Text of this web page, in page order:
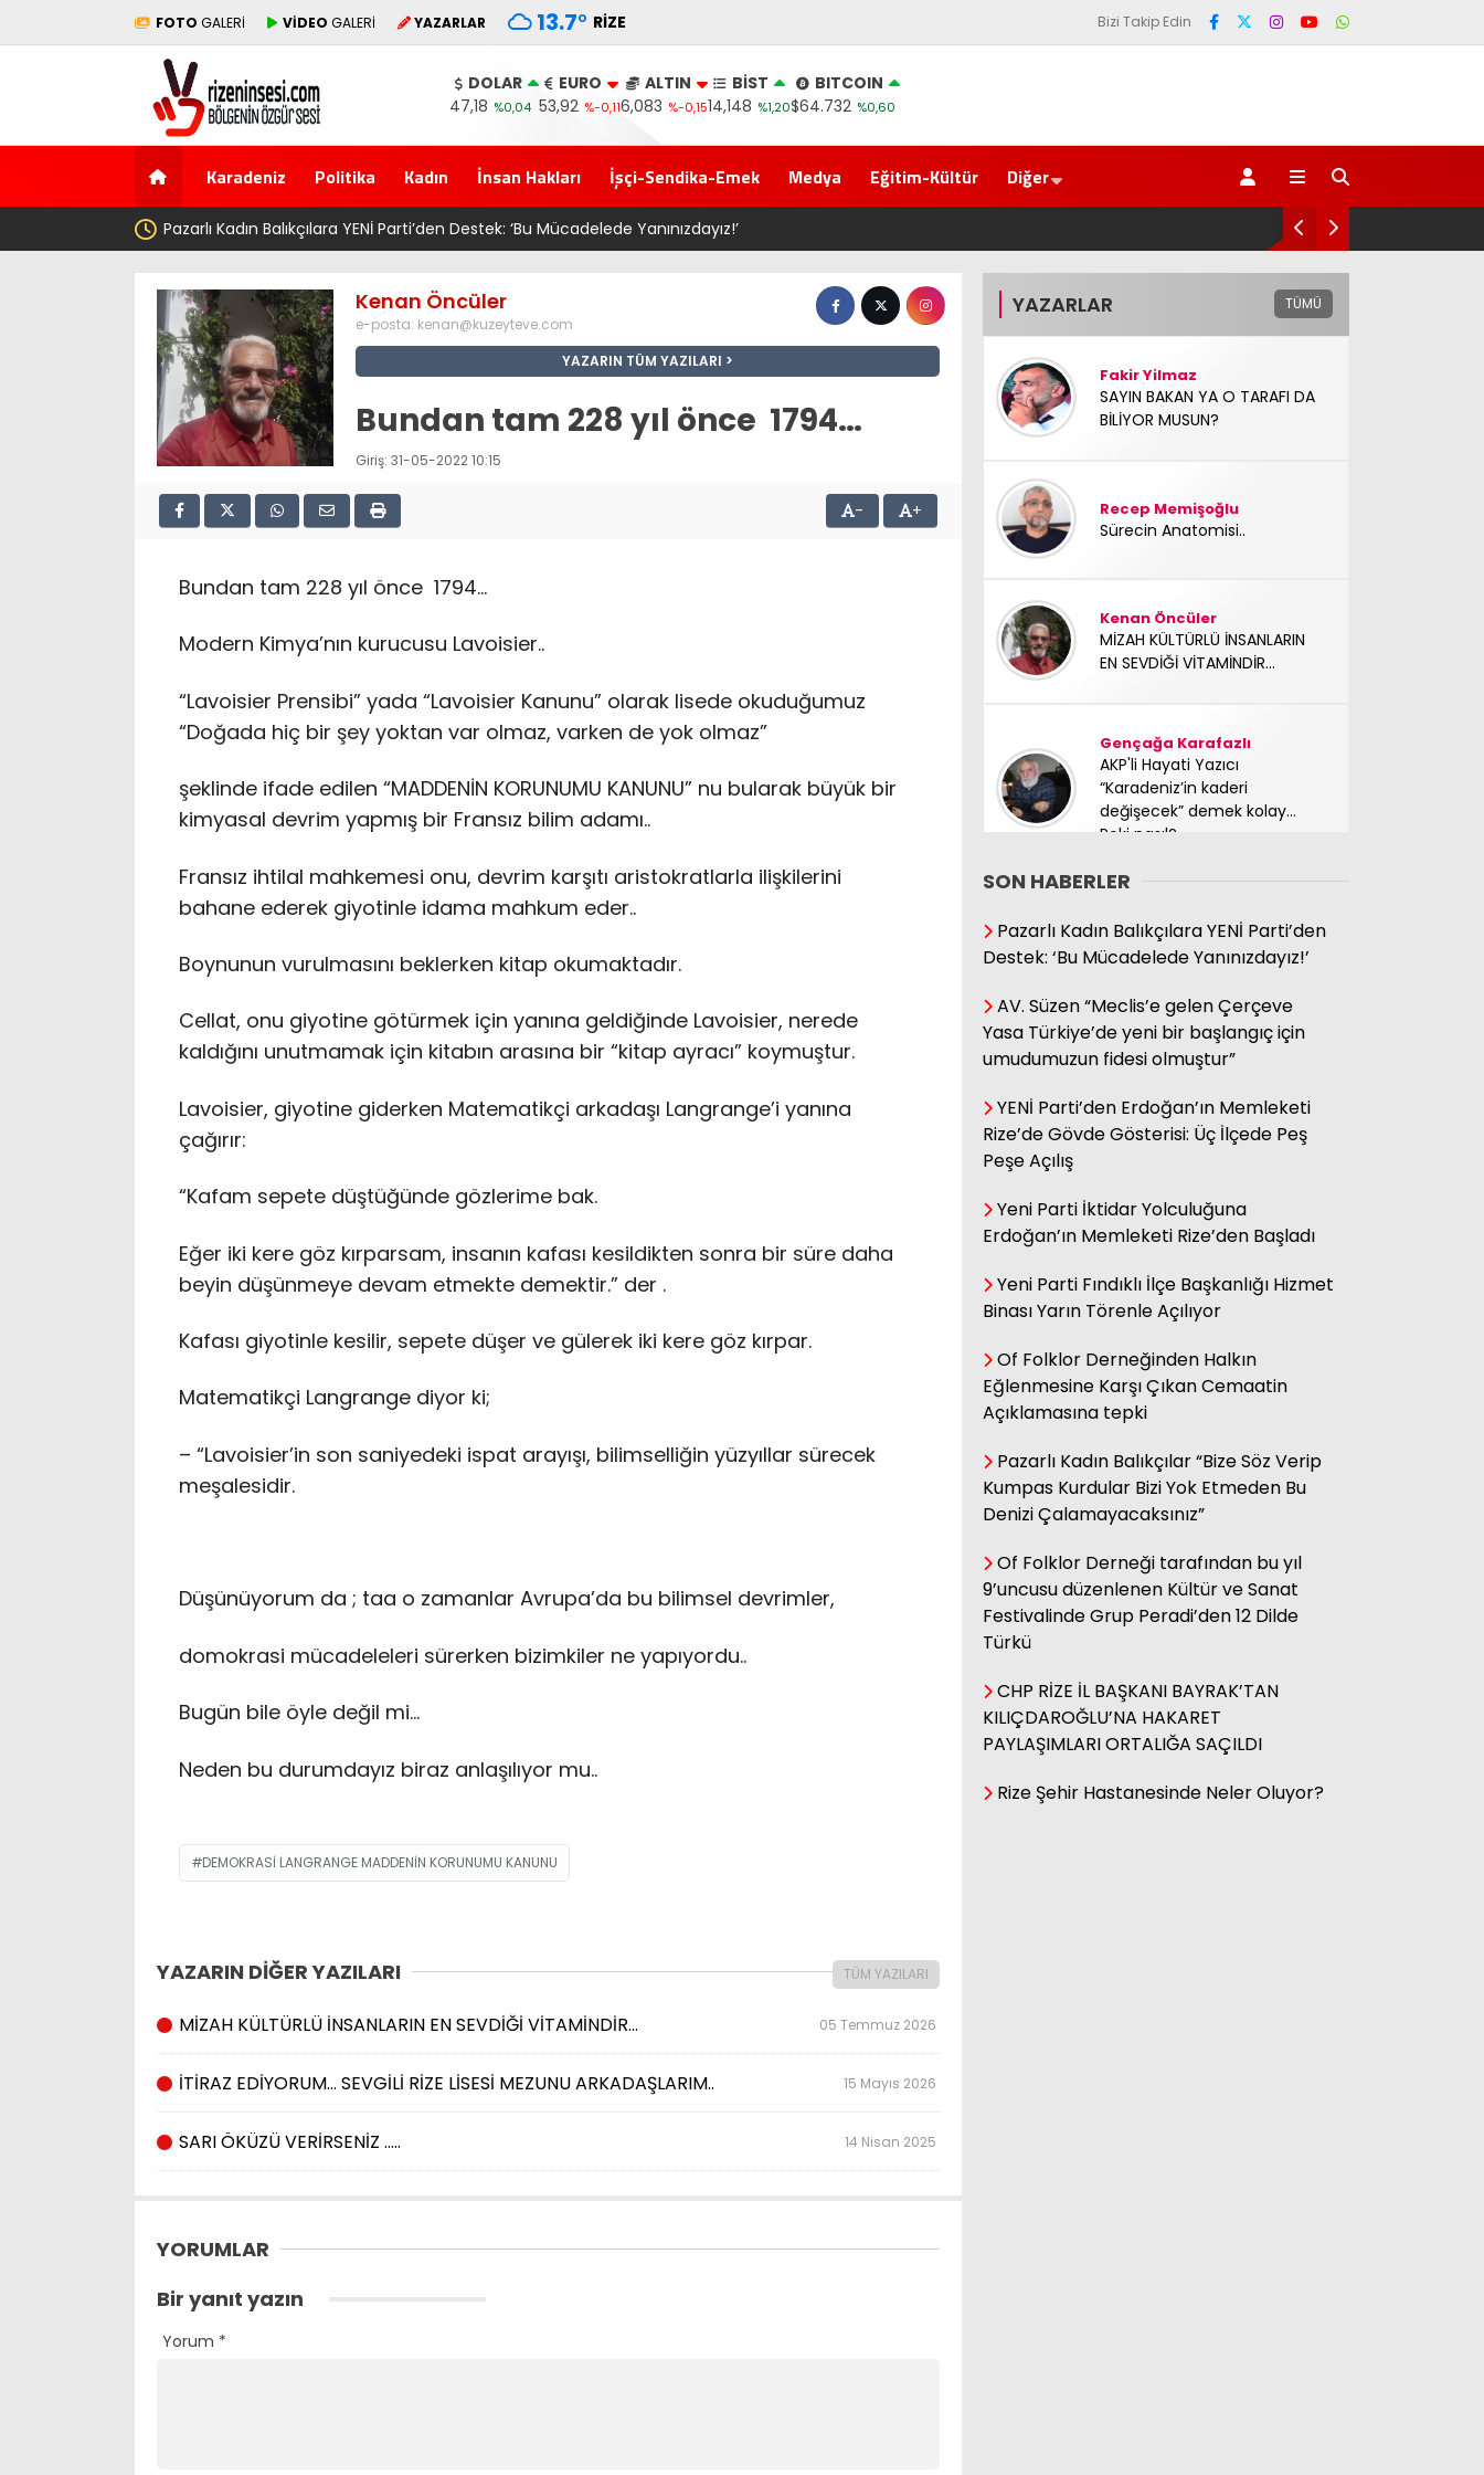
FOTO GALERİ VİDEO GALERİ YAZARLAR 13.7° RIZE Bizi Takip Edin
DOLAR
47,18 %0,04
EURO
53,92 %-0,11
ALTIN
6,083 %-0,15
BİST
14,148 %1,20
BITCOIN
$64.732 %0,60
Karadeniz Politika Kadın İnsan Hakları İşçi-Sendika-Emek Medya Eğitim-Kültür Diğer
Pazarlı Kadın Balıkçılara YENİ Parti’den Destek: ‘Bu Mücadelede Yanınızdayız!’ AV. Süzen “Meclis’e gelen Çerçeve Yasa
Kenan Öncüler
e-posta: kenan@kuzeyteve.com
YAZARIN TÜM YAZILARI
Bundan tam 228 yıl önce 1794…
Giriş: 31-05-2022 10:15
- +
Bundan tam 228 yıl önce 1794…
Modern Kimya’nın kurucusu Lavoisier..
“Lavoisier Prensibi” yada “Lavoisier Kanunu” olarak lisede okuduğumuz
“Doğada hiç bir şey yoktan var olmaz, varken de yok olmaz”
şeklinde ifade edilen “MADDENİN KORUNUMU KANUNU” nu bularak büyük bir
kimyasal devrim yapmış bir Fransız bilim adamı..
Fransız ihtilal mahkemesi onu, devrim karşıtı aristokratlarla ilişkilerini
bahane ederek giyotinle idama mahkum eder..
Boynunun vurulmasını beklerken kitap okumaktadır.
Cellat, onu giyotine götürmek için yanına geldiğinde Lavoisier, nerede
kaldığını unutmamak için kitabın arasına bir “kitap ayracı” koymuştur.
Lavoisier, giyotine giderken Matematikçi arkadaşı Langrange’i yanına
çağırır:
“Kafam sepete düştüğünde gözlerime bak.
Eğer iki kere göz kırparsam, insanın kafası kesildikten sonra bir süre daha
beyin düşünmeye devam etmekte demektir.” der .
Kafası giyotinle kesilir, sepete düşer ve gülerek iki kere göz kırpar.
Matematikçi Langrange diyor ki;
– “Lavoisier’in son saniyedeki ispat arayışı, bilimselliğin yüzyıllar sürecek
meşalesidir.
Düşünüyorum da ; taa o zamanlar Avrupa’da bu bilimsel devrimler,
domokrasi mücadeleleri sürerken bizimkiler ne yapıyordu..
Bugün bile öyle değil mi…
Neden bu durumdayız biraz anlaşılıyor mu..
DEMOKRASİ LANGRANGE MADDENİN KORUNUMU KANUNU
YAZARIN DİĞER YAZILARI TÜM YAZILARI
MİZAH KÜLTÜRLÜ İNSANLARIN EN SEVDİĞİ VİTAMİNDİR… 05 Temmuz 2026
İTİRAZ EDİYORUM… SEVGİLİ RİZE LİSESİ MEZUNU ARKADAŞLARIM.. 15 Mayıs 2026
SARI ÖKÜZÜ VERİRSENİZ ….. 14 Nisan 2025
YORUMLAR
Bir yanıt yazın
Yorum *
YAZARLAR TÜMÜ
Fakir Yilmaz
SAYIN BAKAN YA O TARAFI DA
BİLİYOR MUSUN?
Recep Memişoğlu
Sürecin Anatomisi..
Kenan Öncüler
MİZAH KÜLTÜRLÜ İNSANLARIN
EN SEVDİĞİ VİTAMİNDİR...
Gençağa Karafazlı
AKP'li Hayati Yazıcı
“Karadeniz’in kaderi
değişecek” demek kolay…
Peki nasıl?
Mücadele arkadaşımız
yoldaşımız TC Sinan Kutay
sağ olsun.
CHP RİZE MİTİNGİ: SAHİBİNİN
SESİ
Ali Kasap
.İllada Barış...
Kamil Kopuz
Hasan Azakli
BAŞLARKEN.....
Elektrikte Taksite Bağlanmış
Zam Dönemi
YILAN HİKÂYESİNE DÖNEN ÇAY
KANUNU
SON HABERLER
Pazarlı Kadın Balıkçılara YENİ Parti’den
Destek: ‘Bu Mücadelede Yanınızdayız!’
AV. Süzen “Meclis’e gelen Çerçeve
Yasa Türkiye’de yeni bir başlangıç için
umudumuzun fidesi olmuştur”
YENİ Parti’den Erdoğan’ın Memleketi
Rize’de Gövde Gösterisi: Üç İlçede Peş
Peşe Açılış
Yeni Parti İktidar Yolculuğuna
Erdoğan’ın Memleketi Rize’den Başladı
Yeni Parti Fındıklı İlçe Başkanlığı Hizmet
Binası Yarın Törenle Açılıyor
Of Folklor Derneğinden Halkın
Eğlenmesine Karşı Çıkan Cemaatin
Açıklamasına tepki
Pazarlı Kadın Balıkçılar “Bize Söz Verip
Kumpas Kurdular Bizi Yok Etmeden Bu
Denizi Çalamayacaksınız”
Of Folklor Derneği tarafından bu yıl
9’uncusu düzenlenen Kültür ve Sanat
Festivalinde Grup Peradi’den 12 Dilde
Türkü
CHP RİZE İL BAŞKANI BAYRAK’TAN
KILIÇDAROĞLU’NA HAKARET
PAYLAŞIMLARI ORTALIĞA SAÇILDI
Rize Şehir Hastanesinde Neler Oluyor?